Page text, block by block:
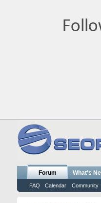
Forum
FAQ Calendar Community
What's